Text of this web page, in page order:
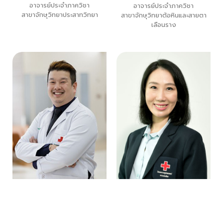
อาจารย์ประจำภาควิชา
สาขาจักษุวิทยาประสาทวิทยา
อาจารย์ประจำภาควิชา
สาขาจักษุวิทยาต้อหินและสายตา
เลือนราง